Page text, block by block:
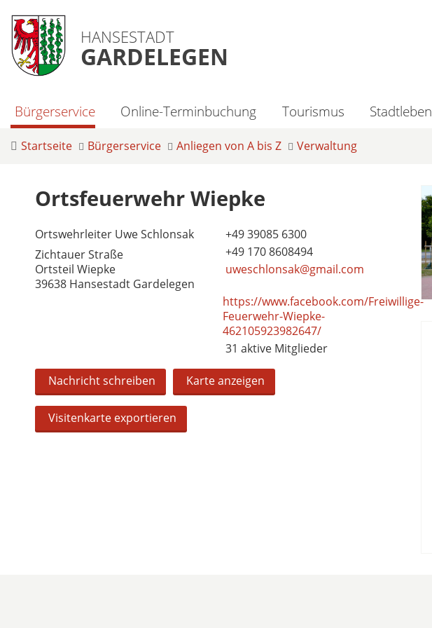
HANSESTADT
GARDELEGEN
Bürgerservice Online-Terminbuchung Tourismus Stadtleben
Startseite Bürgerservice Anliegen von A bis Z Verwaltung
Ortsfeuerwehr Wiepke
Ortswehrleiter Uwe Schlonsak
Zichtauer Straße
Ortsteil Wiepke
39638 Hansestadt Gardelegen
+49 39085 6300
+49 170 8608494
uweschlonsak@gmail.com
https://www.facebook.com/Freiwillige-
Feuerwehr-Wiepke-
462105923982647/
31 aktive Mitglieder
Nachricht schreiben Karte anzeigen
Visitenkarte exportieren